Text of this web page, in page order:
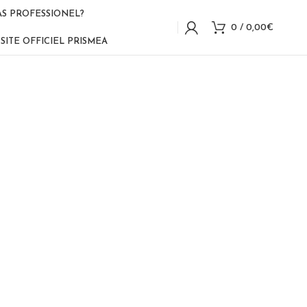
PROFESSIONEL?
OFFICIEL PRISMEA
0/ 0,00€